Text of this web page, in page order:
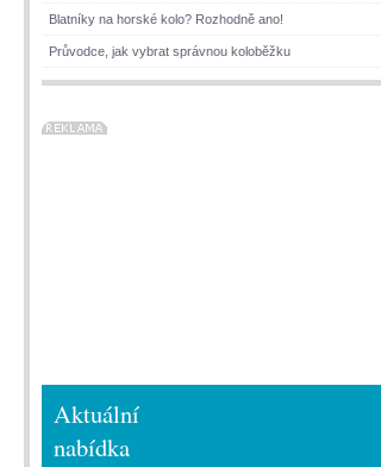
Blatníky na horské kolo? Rozhodně ano!
Průvodce, jak vybrat správnou koloběžku
Aktuální
nabídka